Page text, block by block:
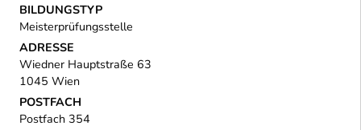
BILDUNGSTYP
Meisterprüfungsstelle
ADRESSE
Wiedner Hauptstraße 63
1045 Wien
POSTFACH
Postfach 354